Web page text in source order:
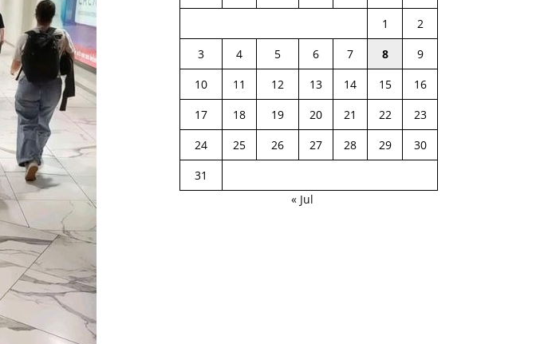
1
2
3
4 5 6 7 8
9
10
11 12 13 14 15
16
17
18 19 20 21 22
23
24
25 26 27 28 29
30
31
« Jul